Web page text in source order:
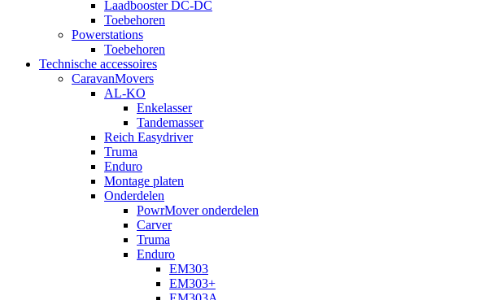
Laadbooster DC-DC
Toebehoren
Powerstations
Toebehoren
Technische accessoires
CaravanMovers
AL-KO
Enkelasser
Tandemasser
Reich Easydriver
Truma
Enduro
Montage platen
Onderdelen
PowrMover onderdelen
Carver
Truma
Enduro
EM303
EM303+